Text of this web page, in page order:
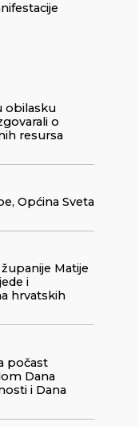
obilasku
o
resursa
Općina Sveta
Matije
i
hrvatskih
počast
Dana
i Dana